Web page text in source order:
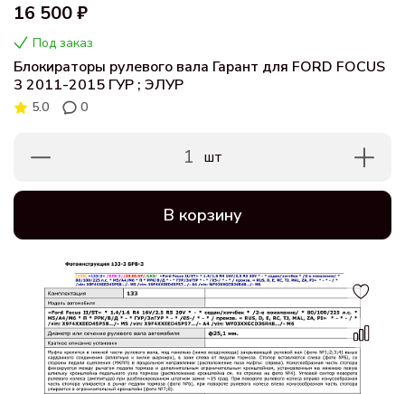
16 500 ₽
Под заказ
Блокираторы рулевого вала Гарант для FORD FOCUS
3 2011-2015 ГУР ; ЭЛУР
5.0 0
1 шт
В корзину